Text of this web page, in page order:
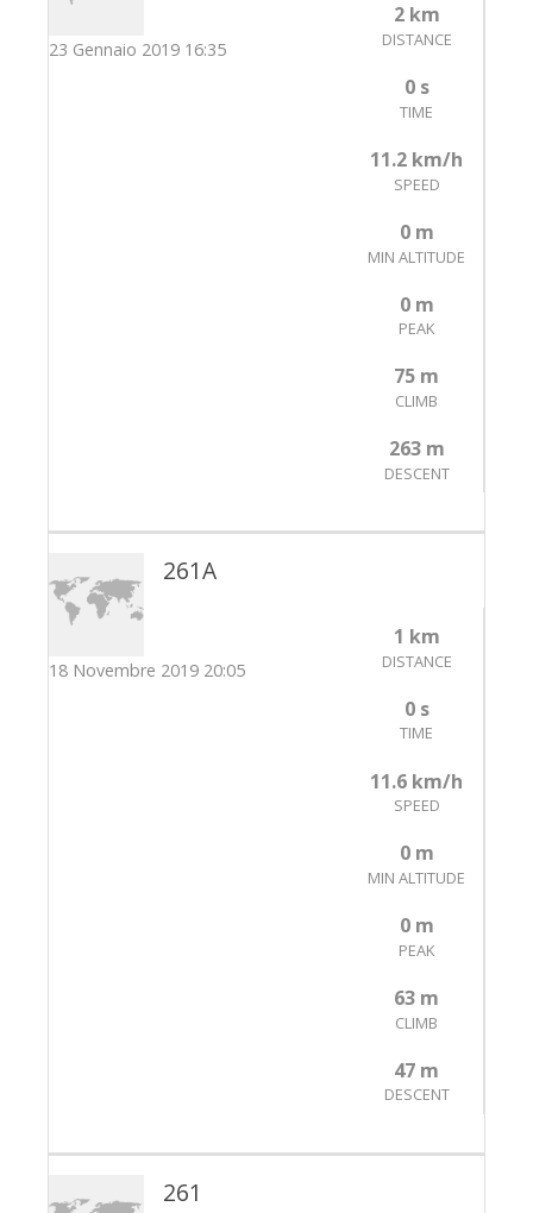
DISTANCE
2 km
TIME
0 s
SPEED
11.2 km/h
MIN ALTITUDE
0 m
PEAK
0 m
CLIMB
75 m
DESCENT
263 m
23 Gennaio 2019 16:35
261A
DISTANCE
1 km
TIME
0 s
SPEED
11.6 km/h
MIN ALTITUDE
0 m
PEAK
0 m
CLIMB
63 m
DESCENT
47 m
18 Novembre 2019 20:05
261